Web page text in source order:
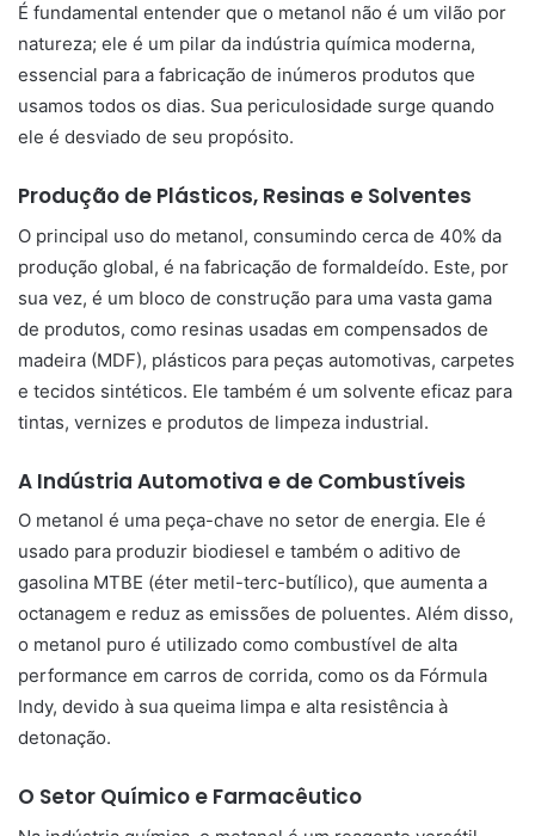
É fundamental entender que o metanol não é um vilão por
natureza; ele é um pilar da indústria química moderna,
essencial para a fabricação de inúmeros produtos que
usamos todos os dias. Sua periculosidade surge quando
ele é desviado de seu propósito.
Produção de Plásticos, Resinas e Solventes
O principal uso do metanol, consumindo cerca de 40% da
produção global, é na fabricação de formaldeído. Este, por
sua vez, é um bloco de construção para uma vasta gama
de produtos, como resinas usadas em compensados de
madeira (MDF), plásticos para peças automotivas, carpetes
e tecidos sintéticos. Ele também é um solvente eficaz para
tintas, vernizes e produtos de limpeza industrial.
A Indústria Automotiva e de Combustíveis
O metanol é uma peça-chave no setor de energia. Ele é
usado para produzir biodiesel e também o aditivo de
gasolina MTBE (éter metil-terc-butílico), que aumenta a
octanagem e reduz as emissões de poluentes. Além disso,
o metanol puro é utilizado como combustível de alta
performance em carros de corrida, como os da Fórmula
Indy, devido à sua queima limpa e alta resistência à
detonação.
O Setor Químico e Farmacêutico